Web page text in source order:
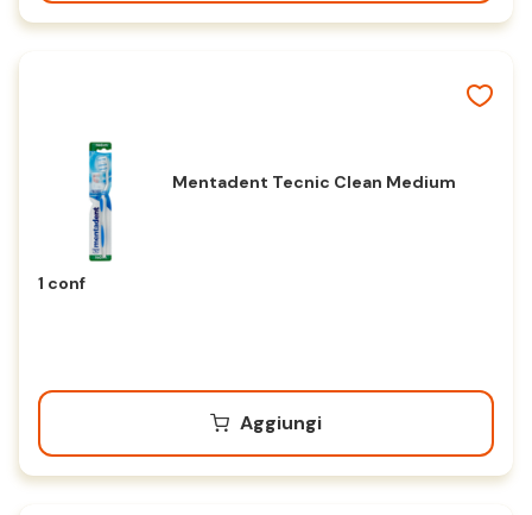
Mentadent Tecnic Clean Medium
1 conf
Aggiungi